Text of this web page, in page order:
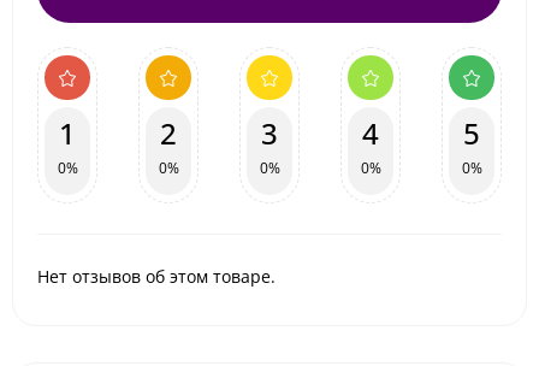
1
0%
2
0%
3
0%
4
0%
5
0%
Нет отзывов об этом товаре.